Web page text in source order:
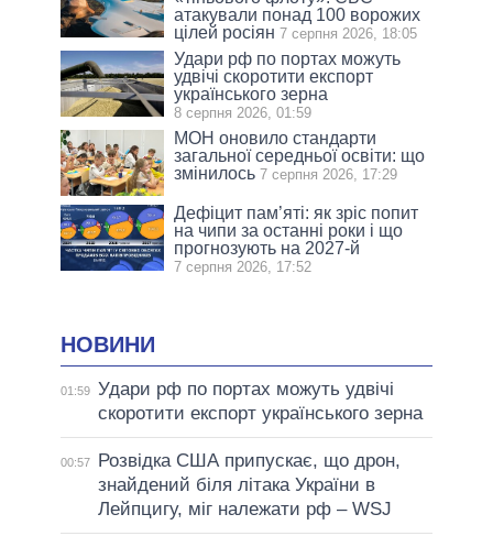
атакували понад 100 ворожих
цілей росіян 7 серпня 2026, 18:05
Удари рф по портах можуть
удвічі скоротити експорт
українського зерна
8 серпня 2026, 01:59
МОН оновило стандарти
загальної середньої освіти: що
змінилось 7 серпня 2026, 17:29
Дефіцит пам’яті: як зріс попит
на чипи за останні роки і що
прогнозують на 2027-й
7 серпня 2026, 17:52
НОВИНИ
01:59 Удари рф по портах можуть удвічі
скоротити експорт українського зерна
00:57
Розвідка США припускає, що дрон,
знайдений біля літака України в
Лейпцигу, міг належати рф – WSJ